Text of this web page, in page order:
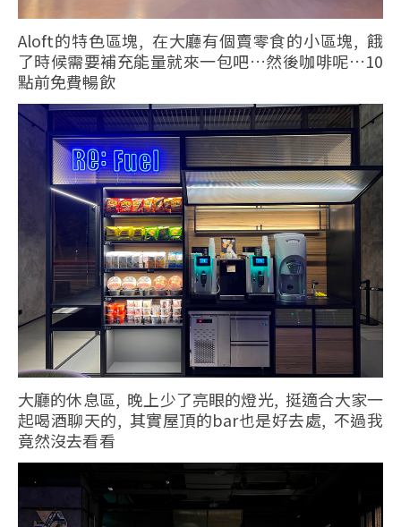
Aloft的特色區塊, 在大廳有個賣零食的小區塊, 餓
了時候需要補充能量就來一包吧…然後咖啡呢…10
點前免費暢飲
大廳的休息區, 晚上少了亮眼的燈光, 挺適合大家一
起喝酒聊天的, 其實屋頂的bar也是好去處, 不過我
竟然沒去看看